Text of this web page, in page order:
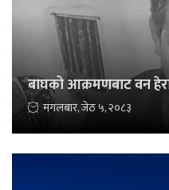
बाघको आक्रमणबाट वन
मंगलबार, जेठ ५, २०८३